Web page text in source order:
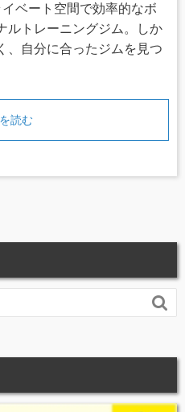
ベート空間で効率的なボ
ルトレーニングジム。しか
、自分に合ったジムを見つ
読む
